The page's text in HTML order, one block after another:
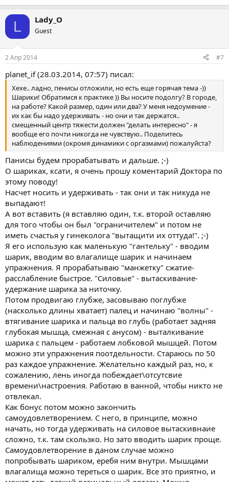
L Lady_O
Guest
2 Апр 2014 #7
planet_if (28.03.2014, 07:57) писал:
Хехе.. ладно, пенисы отложили, но есть еще горячая тема -))
Шарики! Обратимся к практике )) Вы носите подолгу? В городе,
на работе? Какой размер, один или два? У меня недоумение -
их как бы надо удерживать - но они и так держатся..
смещенный центр тяжести должен "делать интересно" - я
вообще его почти никогда не чувствую.. Поделитесь
наблюдениями (окромя динамики с оргазмами) пожалуйста?
Панисы будем прорабатывать и дальше. ;-)
О шариках, ксати, я очень прошу коментарий Доктора по
этому поводу!
Насчет носить и удерживать - так они и так никуда не
выпадают!
А вот вставить (я вставляю один, т.к. второй оставляю
для того чтобы он был "ограничителем" и потом не
иметь счастья у гинеколога "вытащити их оттуда!". ;-)
Я его использую как маленькую "гантельку" - вводим
шарик, вводим во влагалище шарик и начинаем
упражнения. Я прорабатываю "манжетку" сжатие-
расслабление быстрое. "Силовые" - вытаскивание-
удержание шарика за ниточку.
Потом продвигаю глубже, засовываю поглубже
(насколько длины хватает) палец и начинаю "волны" -
втягивание шарика и пальца во глубь (работает задняя
глубокая мышца, смежная с анусом) - выталкивание
шарика с пальцем - работаем лобковой мышцей. Потом
можно эти упражнения поотдельности. Стараюсь по 50
раз каждое упражнение. Желательно каждый раз, но, к
сожалению, лень иногда побеждает\отсутсвие
времени\настроения. Работаю в ванной, чтобы никто не
отвлекал.
Как бонус потом можно закончить
самоудовлетворением. С него, в принципе, можно
начать, но тогда удерживать на силовое вытаскивнаие
сложно, т.к. там скользко. Но зато вводить шарик проще.
Самоудовлетворение в даном случае можно
попробывать шариком, еребя ним внутри. Мышцами
влагалища можно тереться о шарик. Все это приятно, и